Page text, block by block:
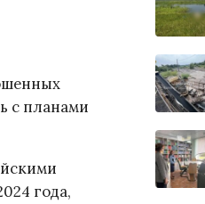
с планами
года,